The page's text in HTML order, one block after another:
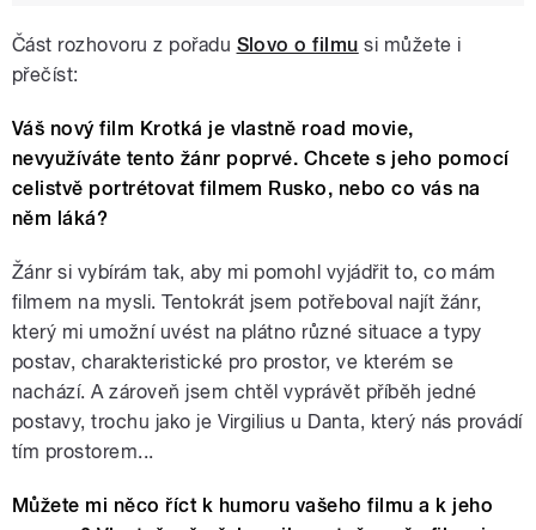
Část rozhovoru z pořadu Slovo o filmu si můžete i
přečíst:
Váš nový film Krotká je vlastně road movie,
nevyužíváte tento žánr poprvé. Chcete s jeho pomocí
celistvě portrétovat filmem Rusko, nebo co vás na
něm láká?
Žánr si vybírám tak, aby mi pomohl vyjádřit to, co mám
filmem na mysli. Tentokrát jsem potřeboval najít žánr,
který mi umožní uvést na plátno různé situace a typy
postav, charakteristické pro prostor, ve kterém se
nachází. A zároveň jsem chtěl vyprávět příběh jedné
postavy, trochu jako je Virgilius u Danta, který nás provádí
tím prostorem...
Můžete mi něco říct k humoru vašeho filmu a k jeho